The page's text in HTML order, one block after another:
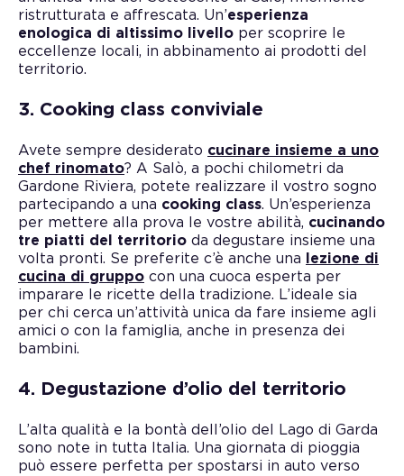
ristrutturata e affrescata. Un’esperienza
enologica di altissimo livello per scoprire le
eccellenze locali, in abbinamento ai prodotti del
territorio.
3. Cooking class conviviale
Avete sempre desiderato cucinare insieme a uno
chef rinomato? A Salò, a pochi chilometri da
Gardone Riviera, potete realizzare il vostro sogno
partecipando a una cooking class. Un’esperienza
per mettere alla prova le vostre abilità, cucinando
tre piatti del territorio da degustare insieme una
volta pronti. Se preferite c’è anche una
lezione di
cucina di gruppo con una cuoca esperta per
imparare le ricette della tradizione. L’ideale sia
per chi cerca un’attività unica da fare insieme agli
amici o con la famiglia, anche in presenza dei
bambini.
4. Degustazione d’olio del territorio
L’alta qualità e la bontà dell’olio del Lago di Garda
sono note in tutta Italia. Una giornata di pioggia
può essere perfetta per spostarsi in auto verso